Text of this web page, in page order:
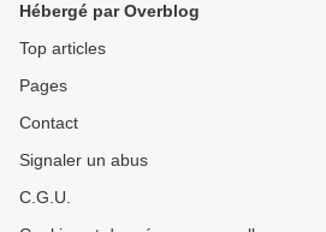
Hébergé par Overblog
Top articles
Pages
Contact
Signaler un abus
C.G.U.